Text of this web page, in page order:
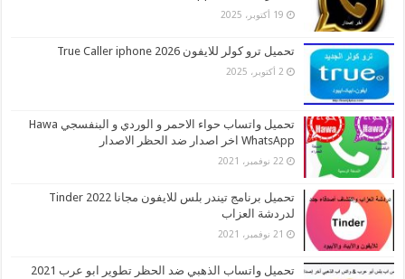
19 أكتوبر، 2025
تحميل ترو كولر للايفون 2026 True Caller iphone
2 أكتوبر، 2025
تحميل واتساب حواء الاحمر و الوردي و البنفسجي Hawa
WhatsApp اخر اصدار ضد الحظر الاصدار
22 نوفمبر، 2021
تحميل برنامج تيندر بلس للايفون مجانا 2022 Tinder
لدردشة العزاب
21 نوفمبر، 2021
تحميل واتساب الذهبي ضد الحظر تطوير ابو عرب 2021